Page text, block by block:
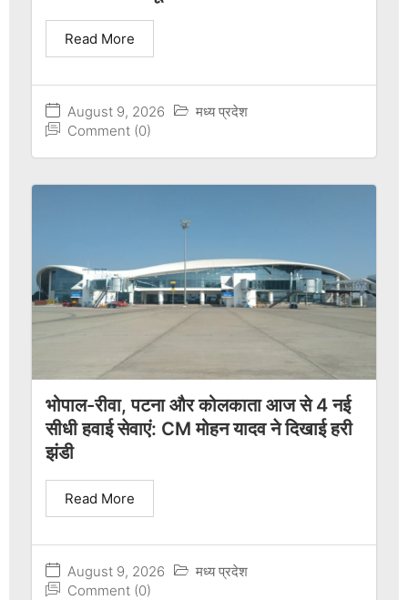
August 9, 2026
मध्य प्रदेश
Comment (0)
Read More
भोपाल-रीवा, पटना और कोलकाता आज से 4 नई
सीधी हवाई सेवाएं: CM मोहन यादव ने दिखाई हरी
झंडी
August 9, 2026
मध्य प्रदेश
Comment (0)
Read More